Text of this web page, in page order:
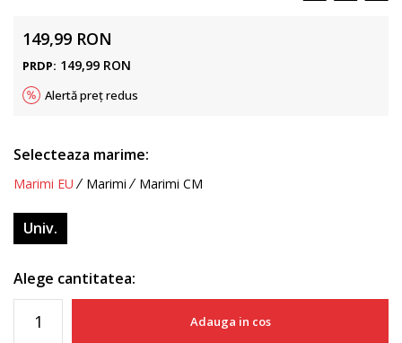
149,99 RON
PRDP: 149,99 RON
Alertă preț redus
Selecteaza marime:
Marimi EU Marimi Marimi CM
Univ.
Alege cantitatea:
Adauga in cos